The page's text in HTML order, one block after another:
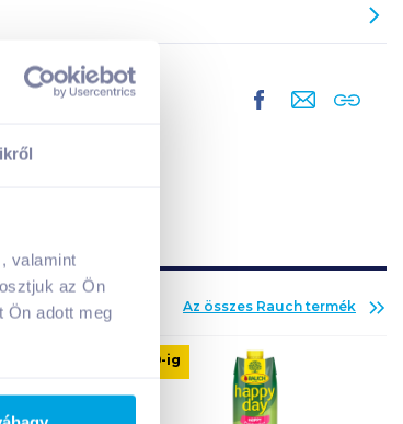
valamint
az Ön
Ön adott meg
Adj hozzá termékeket!
Az összes Rauch termék
cukormentes
08. 19-ig